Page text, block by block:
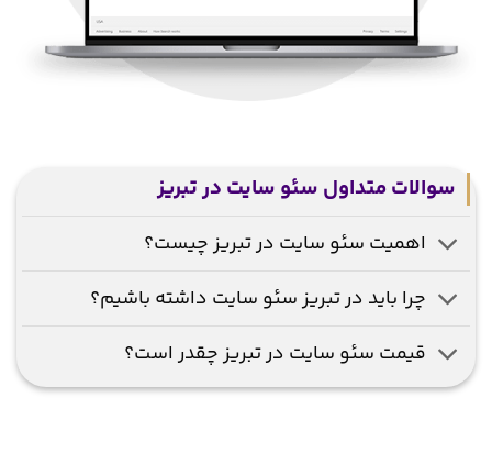
سوالات متداول سئو سایت در تبریز
اهمیت سئو سایت در تبریز چیست؟
چرا باید در تبریز سئو سایت داشته باشیم؟
قیمت سئو سایت در تبریز چقدر است؟